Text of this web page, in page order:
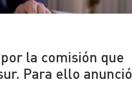
la comisión que
Para ello anunció